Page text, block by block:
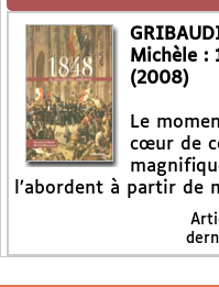
Michèle :
(2008)
Le
cœur de
l’abordent à partir de